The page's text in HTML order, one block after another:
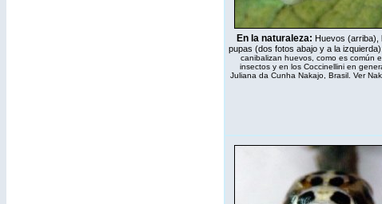
En la naturaleza: Huevos (arriba),
pupas (dos fotos abajo y a la izquierda):
canibalizan huevos, como es común
insectos y en los Coccinellini en
Juliana da Cunha Nakajo, Brasil. Ver